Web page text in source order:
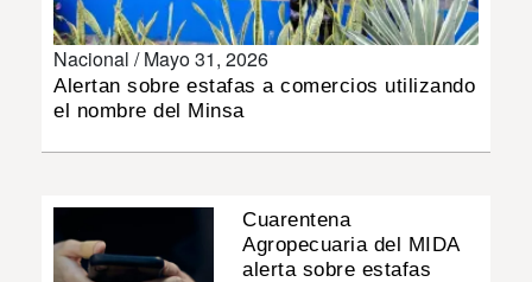
Nacional /Mayo 31, 2026
Alertan sobre estafas a comercios utilizando
el nombre del Minsa
Cuarentena
Agropecuaria del MIDA
alerta sobre estafas